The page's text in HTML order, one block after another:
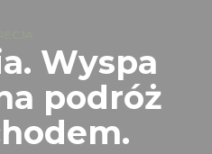
Wyspa
podróż